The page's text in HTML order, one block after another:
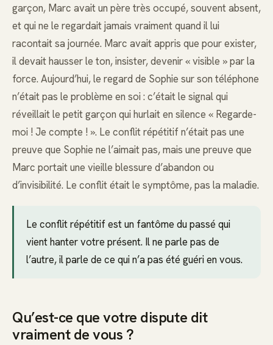
garçon, Marc avait un père très occupé, souvent absent,
et qui ne le regardait jamais vraiment quand il lui
racontait sa journée. Marc avait appris que pour exister,
il devait hausser le ton, insister, devenir « visible » par la
force. Aujourd’hui, le regard de Sophie sur son téléphone
n’était pas le problème en soi : c’était le signal qui
réveillait le petit garçon qui hurlait en silence « Regarde-
moi ! Je compte ! ». Le conflit répétitif n’était pas une
preuve que Sophie ne l’aimait pas, mais une preuve que
Marc portait une vieille blessure d’abandon ou
d’invisibilité. Le conflit était le symptôme, pas la maladie.
Le conflit répétitif est un fantôme du passé qui
vient hanter votre présent. Il ne parle pas de
l’autre, il parle de ce qui n’a pas été guéri en vous.
Qu’est-ce que votre dispute dit
vraiment de vous ?